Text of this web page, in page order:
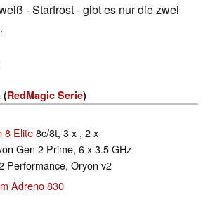
- Starfrost - gibt es nur die zwei
(RedMagic Serie)
8 Elite8c/8t, 3 x , 2 x
Gen 2 Prime, 6 x 3.5 GHz
Performance, Oryon v2
Adreno 830